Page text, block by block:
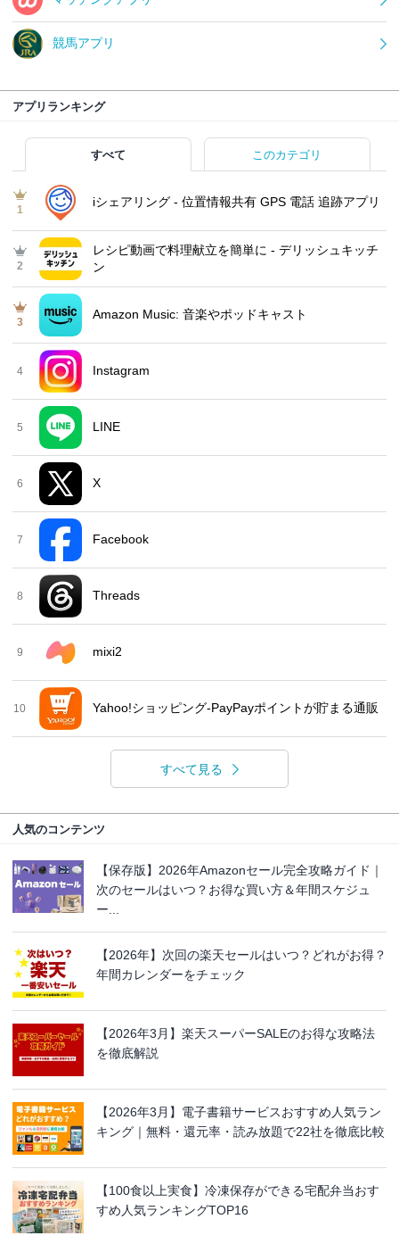
競馬アプリ
アプリランキング
すべて このカテゴリ
1
iシェアリング - 位置情報共有 GPS 電話 追跡アプリ
2
レシピ動画で料理献立を簡単‪に - デリッシュキッチ
ン
3
Amazon Music: 音楽やポッドキャスト
4 Instagram
5 LINE
6 X
7 Facebook
8 Threads
9 mixi2
10 Yahoo!ショッピング-PayPayポイントが貯まる通販
すべて見る
人気のコンテンツ
【保存版】2026年Amazonセール完全攻略ガイド｜
次のセールはいつ？お得な買い方＆年間スケジュ
ー...
【2026年】次回の楽天セールはいつ？どれがお得？
年間カレンダーをチェック
【2026年3月】楽天スーパーSALEのお得な攻略法
を徹底解説
【2026年3月】電子書籍サービスおすすめ人気ラン
キング｜無料・還元率・読み放題で22社を徹底比較
【100食以上実食】冷凍保存ができる宅配弁当おす
すめ人気ランキングTOP16